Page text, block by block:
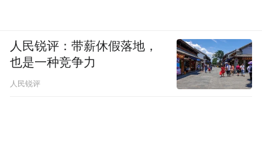
人民锐评：带薪休假落地，
也是一种竞争力
人民锐评